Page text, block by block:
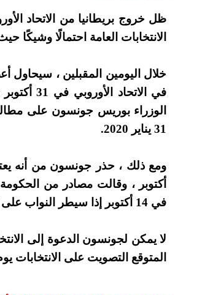
ظل خروج بريطانيا من الاتحاد
الانتخابات العامة احتمالًا
خلال اليومين المقبلين ، سيحاول
في
الوزراء بوريس جونسون على
31 يناير 2020.
ومع ذلك ، حذر جونسون من أنه
أكتوبر ، وقالت مصادر من
في 14 أكتوبر إذا سيطر النواب على العمل في مجلس العموم.
لا يمكن لجونسون الدعوة إلى
المتوقع التصويت على الانتخابات